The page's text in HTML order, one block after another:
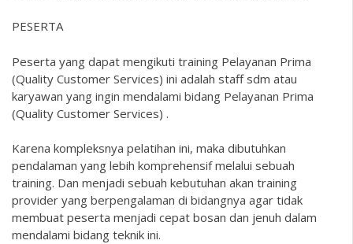
PESERTA
Peserta yang dapat mengikuti training Pelayanan Prima
(Quality Customer Services) ini adalah staff sdm atau
karyawan yang ingin mendalami bidang Pelayanan Prima
(Quality Customer Services) .
Karena kompleksnya pelatihan ini, maka dibutuhkan
pendalaman yang lebih komprehensif melalui sebuah
training. Dan menjadi sebuah kebutuhan akan training
provider yang berpengalaman di bidangnya agar tidak
membuat peserta menjadi cepat bosan dan jenuh dalam
mendalami bidang teknik ini.